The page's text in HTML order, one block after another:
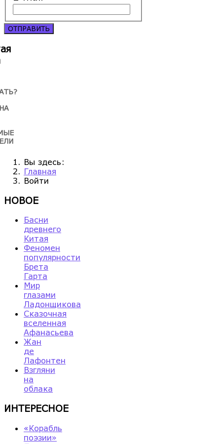
ОТПРАВИТЬ
Вы здесь:
Главная
Войти
НОВОЕ
Басни
древнего
Китая
Феномен
популярности
Брета
Гарта
Мир
глазами
Ладонщикова
Сказочная
вселенная
Афанасьева
Жан
де
Лафонтен
Взгляни
на
облака
ИНТЕРЕСНОЕ
«Корабль
поэзии»